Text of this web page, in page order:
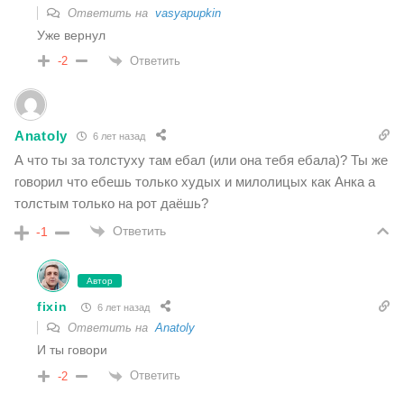
Ответить на vasyapupkin
Уже вернул
-2 Ответить
Anatoly 6 лет назад
А что ты за толстуху там ебал (или она тебя ебала)? Ты же
говорил что ебешь только худых и милолицых как Анка а
толстым только на рот даёшь?
-1 Ответить
Автор
fixin 6 лет назад
Ответить наAnatoly
И ты говори
-2 Ответить